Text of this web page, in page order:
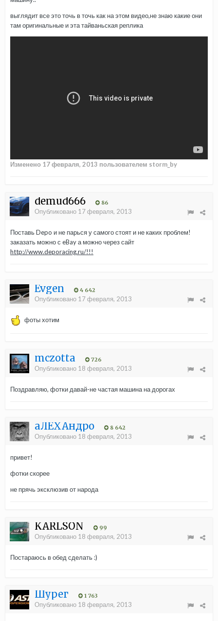
выглядит все это точь в точь как на этом видео,не знаю какие они
там оригинальные и эта тайваньская реплика
Изменено 17 февраля, 2013 пользователем storm_by
demud666 86
Опубликовано 17 февраля, 2013
Поставь Depo и не парься у самого стоят и не каких проблем!
заказать можно с eBay а можно через сайт
http://www.deporacing.ru/!!!
Evgen 4 642
Опубликовано 17 февраля, 2013
фоты хотим
mczotta 726
Опубликовано 18 февраля, 2013
Поздравляю, фотки давай-не частая машина на дорогах
aЛЁХАндро 8 642
Опубликовано 18 февраля, 2013
привет!
фотки скорее
не прячь эксклюзив от народа
KARLSON 99
Опубликовано 18 февраля, 2013
Постараюсь в обед сделать :)
Шурег 1 763
Опубликовано 18 февраля, 2013